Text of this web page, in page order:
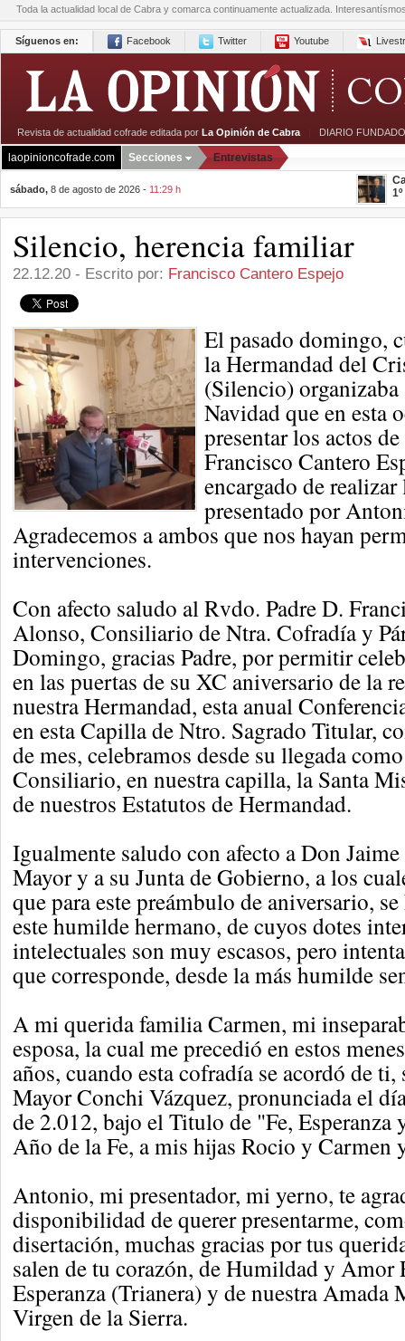
Toda la actualidad local de Cabra y comarca continuamente actualizada.
Síguenos en: Facebook Twitter Youtube
Revista de actualidad cofrade editada por La Opinión de Cabra | DIARIO
laopinioncofrade.com Secciones Entrevistas
sábado, 8 de agosto de 2026 - 11:29 h
Silencio, herencia familiar
22.12.20 - Escrito por: Francisco Cantero Espejo
El pasado domingo,
la Hermandad del
(Silencio)
Navidad que en esta
presentar los actos
Francisco Cantero
encargado de
presentado por
Agradecemos a ambos que nos hayan
intervenciones.
Con afecto saludo al Rvdo. Padre D.
Alonso, Consiliario de Ntra. Cofradía y
Domingo, gracias Padre, por permitir
en las puertas de su XC aniversario de la
nuestra Hermandad, esta anual
en esta Capilla de Ntro. Sagrado Titular,
de mes, celebramos desde su llegada
Consiliario, en nuestra capilla, la Santa
de nuestros Estatutos de Hermandad.
Igualmente saludo con afecto a Don
Mayor y a su Junta de Gobierno, a los
que para este preámbulo de aniversario,
este humilde hermano, de cuyos dotes
intelectuales son muy escasos, pero
que corresponde, desde la más humilde
A mi querida familia Carmen, mi
esposa, la cual me precedió en estos
años, cuando esta cofradía se acordó de
Mayor Conchi Vázquez, pronunciada el
de 2.012, bajo el Titulo de "Fe, Esperanza
Año de la Fe, a mis hijas Rocio y Carmen
Antonio, mi presentador, mi yerno, te
disponibilidad de querer presentarme,
disertación, muchas gracias por tus
salen de tu corazón, de Humildad y Amor
Esperanza (Trianera) y de nuestra Amada
Virgen de la Sierra.